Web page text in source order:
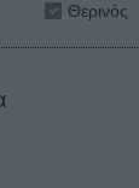
Θερινός